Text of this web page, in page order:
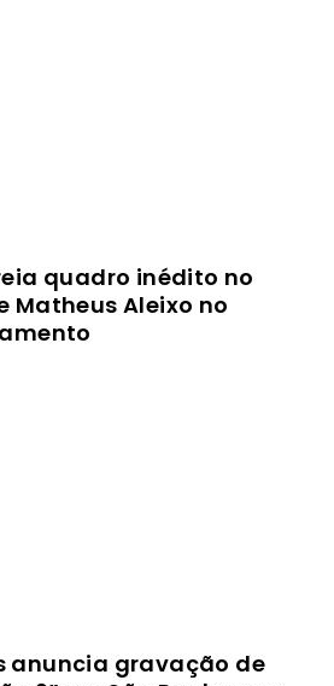
quadro inédito no
Matheus Aleixo no
anuncia gravação de